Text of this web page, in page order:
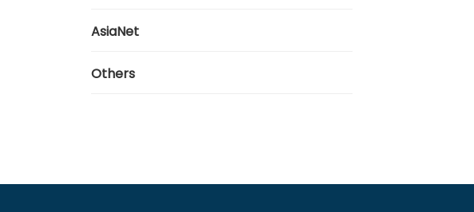
AsiaNet
Others